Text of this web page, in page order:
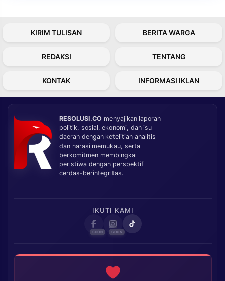
KIRIM TULISAN BERITA WARGA
REDAKSI TENTANG
KONTAK INFORMASI IKLAN
RESOLUSI.CO menyajikan laporan
politik, sosial, ekonomi, dan isu
daerah dengan ketelitian analitis
dan narasi memukau, serta
berkomitmen membingkai
peristiwa dengan perspektif
cerdas-berintegritas.
IKUTI KAMI